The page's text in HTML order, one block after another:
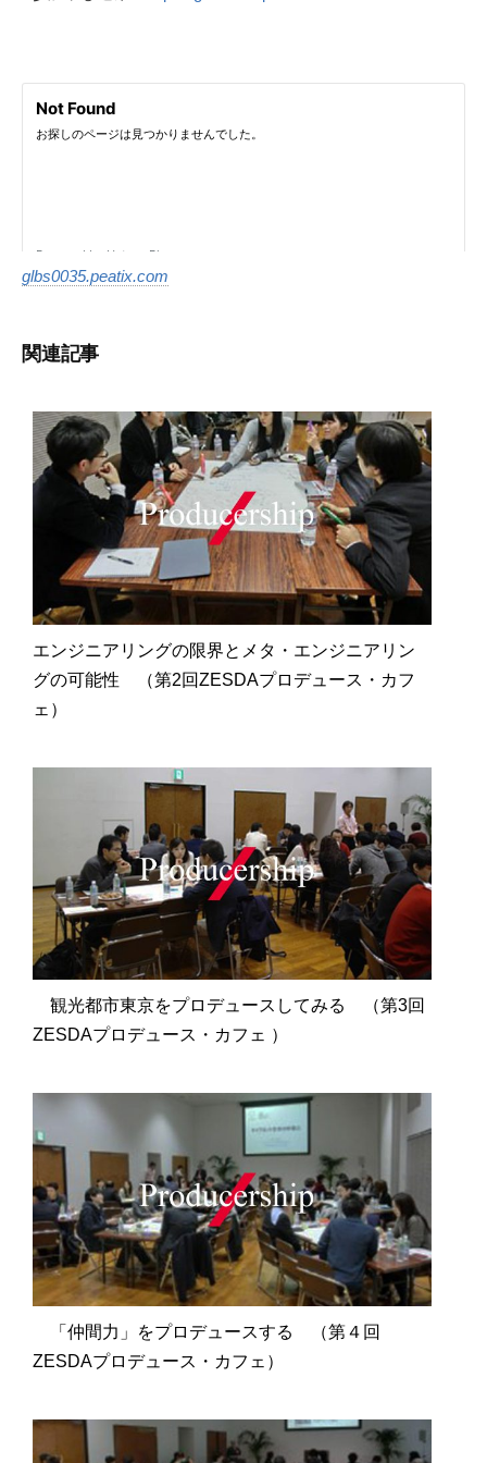
glbs0035.peatix.com
関連記事
エンジニアリングの限界とメタ・エンジニアリン
グの可能性 （第2回ZESDAプロデュース・カフ
ェ）
観光都市東京をプロデュースしてみる （第3回
ZESDAプロデュース・カフェ ）
「仲間力」をプロデュースする （第４回
ZESDAプロデュース・カフェ）